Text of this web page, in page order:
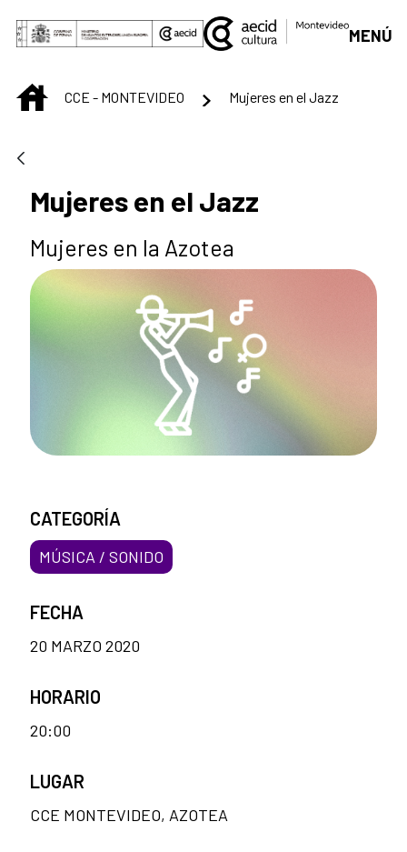
Saltar al contenido principal
MENÚ
INICIOCCE - MONTEVIDEO Mujeres en el Jazz
Mujeres en el Jazz
Mujeres en la Azotea
CATEGORÍA
MÚSICA / SONIDO
FECHA
20 MARZO 2020
HORARIO
20:00
LUGAR
CCE MONTEVIDEO, AZOTEA